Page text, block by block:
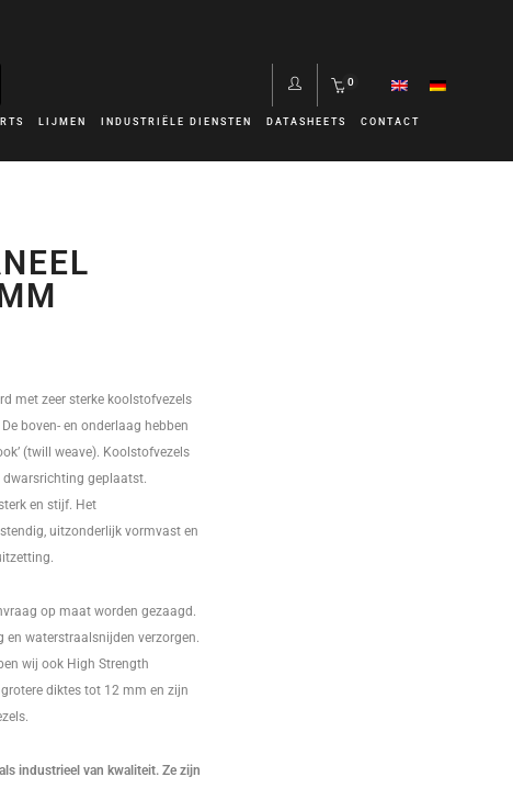
0
LIJMEN INDUSTRIËLE DIENSTEN DATASHEETS CONTACT
met zeer sterke koolstofvezels
boven- en onderlaag hebben
(twill weave). Koolstofvezels
dwarsrichting geplaatst.
en stijf. Het
uitzonderlijk vormvast en
op maat worden gezaagd.
en waterstraalsnijden verzorgen.
wij ook High Strength
diktes tot 12 mm en zijn
industrieel van kwaliteit. Ze zijn